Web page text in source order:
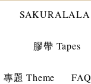
SAKURALALA
膠帶 Tapes
專題 Theme FAQ